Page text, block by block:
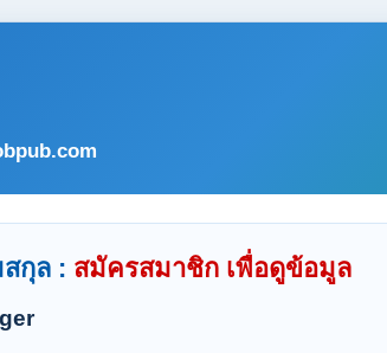
กุล : สมัครสมาชิก เพื่อดูข้อมูล